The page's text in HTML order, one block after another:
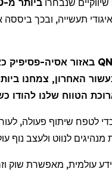
שנבחרו ביותר מ-20 מדינות
תעשייה, ובכך
באזור אסיה-פסיפיק
הטווח שלנו להודו
לטפח שיתוף פעולה,
לנווט ולעצב נוף
עולמית, מאפשרת שוק